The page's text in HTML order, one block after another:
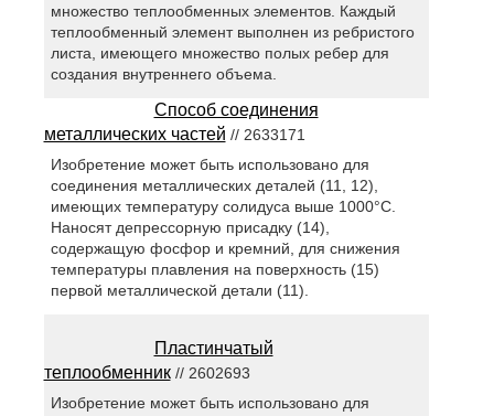
множество теплообменных элементов. Каждый
теплообменный элемент выполнен из ребристого
листа, имеющего множество полых ребер для
создания внутреннего объема.
Способ соединения
металлических частей // 2633171
Изобретение может быть использовано для
соединения металлических деталей (11, 12),
имеющих температуру солидуса выше 1000°C.
Наносят депрессорную присадку (14),
содержащую фосфор и кремний, для снижения
температуры плавления на поверхность (15)
первой металлической детали (11).
Пластинчатый
теплообменник// 2602693
Изобретение может быть использовано для